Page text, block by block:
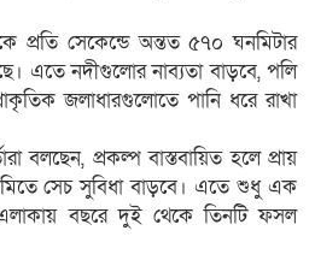
প্রতি সেকেন্ডে অন্তত ৫৭০ ঘনমিটার
এতে নদীগুলোর নাব্যতা বাড়বে, পলি
জলাধারগুলোতে পানি ধরে রাখা
বলছেন, প্রকল্প বাস্তবায়িত হলে প্রায়
সেচ সুবিধা বাড়বে। এতে শুধু এক
বছরে দুই থেকে তিনটি ফসল